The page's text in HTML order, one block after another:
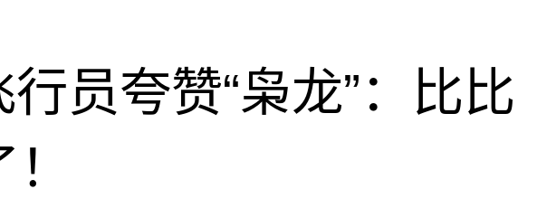
员夸赞“枭龙”：比比